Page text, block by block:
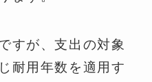
すが、支出の対象
耐用年数を適用す